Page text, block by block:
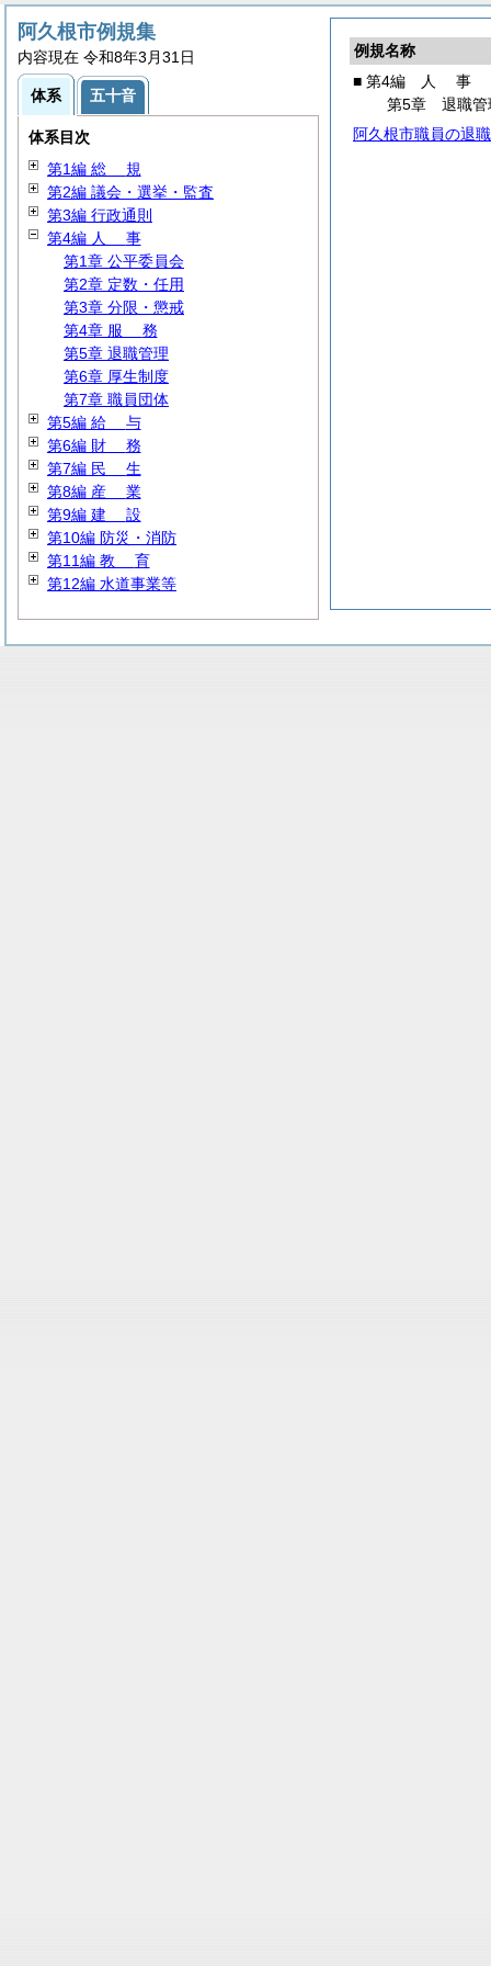
例規名称
■ 第4編
人 事
第5章 退職管
阿久根市職員の退
阿久根市例規集
内容現在 令和8年3月31日
体系 五十音
体系目次
第1編 総 規
第2編 議会・選挙・監査
第3編 行政通則
第4編 人 事
第1章 公平委員会
第2章 定数・任用
第3章 分限・懲戒
第4章 服 務
第5章 退職管理
第6章 厚生制度
第7章 職員団体
第5編 給 与
第6編 財 務
第7編 民 生
第8編 産 業
第9編 建 設
第10編 防災・消防
第11編 教 育
第12編 水道事業等